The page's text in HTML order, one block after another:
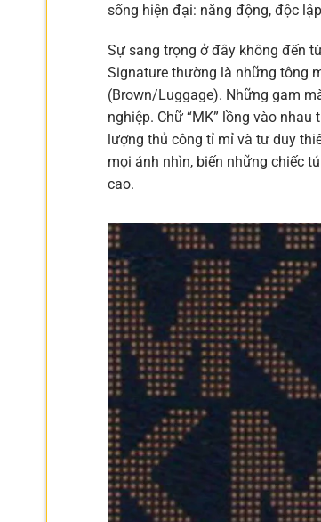
sống hiện đại: năng động, độc
Sự sang trọng ở đây không đến
Signature thường là những tông
(Brown/Luggage). Những gam
nghiệp. Chữ “MK” lồng vào
lượng thủ công tỉ mỉ và tư duy
mọi ánh nhìn, biến những chiếc
cao.